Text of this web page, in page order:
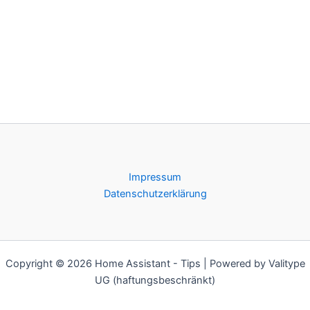
Impressum
Datenschutzerklärung
Copyright © 2026 Home Assistant - Tips | Powered by Valitype
UG (haftungsbeschränkt)